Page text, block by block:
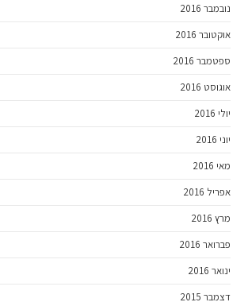
נובמבר 2016
אוקטובר 2016
ספטמבר 2016
אוגוסט 2016
יולי 2016
יוני 2016
מאי 2016
אפריל 2016
מרץ 2016
פברואר 2016
ינואר 2016
דצמבר 2015